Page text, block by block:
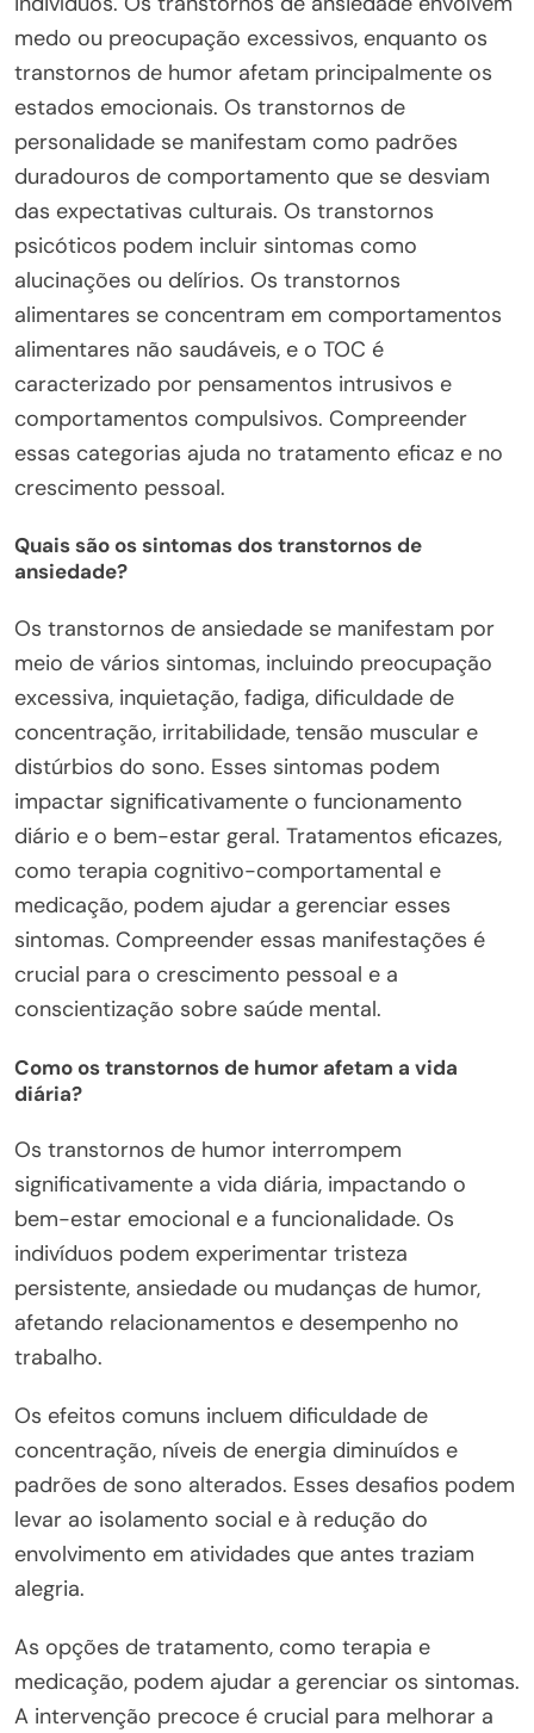
medo ou preocupação excessivos, enquanto os
transtornos de humor afetam principalmente os
estados emocionais. Os transtornos de
personalidade se manifestam como padrões
duradouros de comportamento que se desviam
das expectativas culturais. Os transtornos
psicóticos podem incluir sintomas como
alucinações ou delírios. Os transtornos
alimentares se concentram em comportamentos
alimentares não saudáveis, e o TOC é
caracterizado por pensamentos intrusivos e
comportamentos compulsivos. Compreender
essas categorias ajuda no tratamento eficaz e no
crescimento pessoal.
Quais são os sintomas dos transtornos de
ansiedade?
Os transtornos de ansiedade se manifestam por
meio de vários sintomas, incluindo preocupação
excessiva, inquietação, fadiga, dificuldade de
concentração, irritabilidade, tensão muscular e
distúrbios do sono. Esses sintomas podem
impactar significativamente o funcionamento
diário e o bem-estar geral. Tratamentos eficazes,
como terapia cognitivo-comportamental e
medicação, podem ajudar a gerenciar esses
sintomas. Compreender essas manifestações é
crucial para o crescimento pessoal e a
conscientização sobre saúde mental.
Como os transtornos de humor afetam a vida
diária?
Os transtornos de humor interrompem
significativamente a vida diária, impactando o
bem-estar emocional e a funcionalidade. Os
indivíduos podem experimentar tristeza
persistente, ansiedade ou mudanças de humor,
afetando relacionamentos e desempenho no
trabalho.
Os efeitos comuns incluem dificuldade de
concentração, níveis de energia diminuídos e
padrões de sono alterados. Esses desafios podem
levar ao isolamento social e à redução do
envolvimento em atividades que antes traziam
alegria.
As opções de tratamento, como terapia e
medicação, podem ajudar a gerenciar os sintomas.
A intervenção precoce é crucial para melhorar a